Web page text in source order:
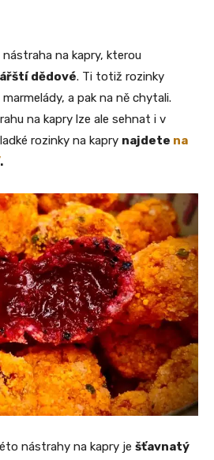
nástraha na kapry, kterou
dědové. Ti totiž rozinky
a pak na ně chytali.
na kapry lze ale sehnat i v
rozinky na kapry najdete na
.
nástrahy na kapry je šťavnatý